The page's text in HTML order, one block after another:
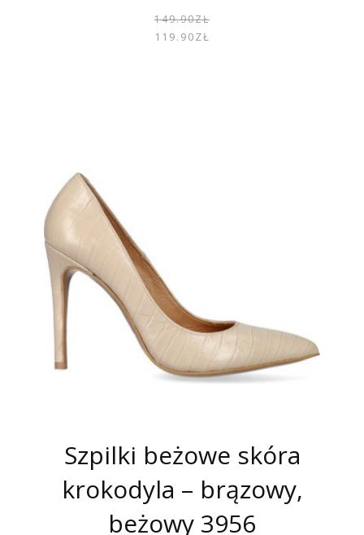
149.90ZŁ
119.90ZŁ
Szpilki beżowe skóra
krokodyla – brązowy,
beżowy 3956